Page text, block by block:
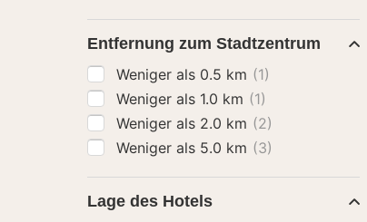
Entfernung zum Stadtzentrum
Weniger als 0.5 km (1)
Weniger als 1.0 km (1)
Weniger als 2.0 km (2)
Weniger als 5.0 km (3)
Lage des Hotels